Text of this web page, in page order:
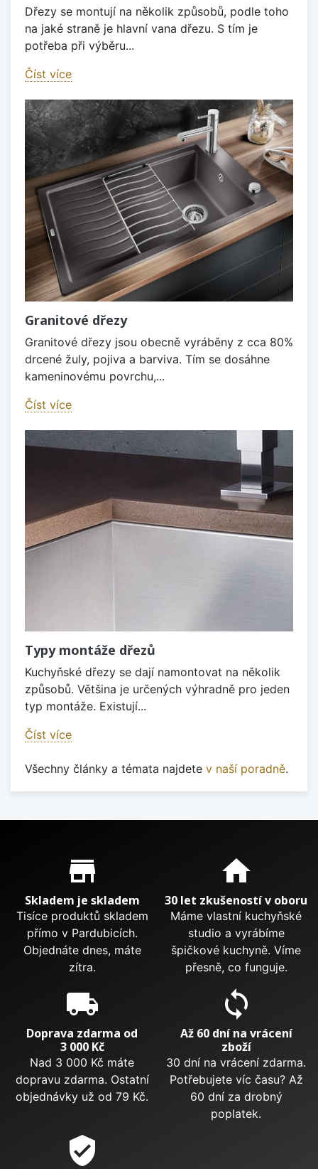
Dřezy se montují na několik způsobů, podle toho
na jaké straně je hlavní vana dřezu. S tím je
potřeba při výběru...
Číst více
Granitové dřezy
Granitové dřezy jsou obecně vyráběny z cca 80%
drcené žuly, pojiva a barviva. Tím se dosáhne
kameninovému povrchu,...
Číst více
Typy montáže dřezů
Kuchyňské dřezy se dají namontovat na několik
způsobů. Většina je určených výhradně pro jeden
typ montáže. Existují...
Číst více
Všechny články a témata najdete v naší poradně.
Proč nakupovat u nás?
store_mall_directory
Skladem je skladem
Tisíce produktů skladem
přímo v Pardubicích.
Objednáte dnes, máte
zítra.
home
30 let zkušeností v oboru
Máme vlastní kuchyňské
studio a vyrábíme
špičkové kuchyně. Víme
přesně, co funguje.
local_shipping
Doprava zdarma od
3 000 Kč
Nad 3 000 Kč máte
dopravu zdarma. Ostatní
objednávky už od 79 Kč.
sync
Až 60 dní na vrácení
zboží
30 dní na vrácení zdarma.
Potřebujete víc času? Až
60 dní za drobný
poplatek.
verified_user